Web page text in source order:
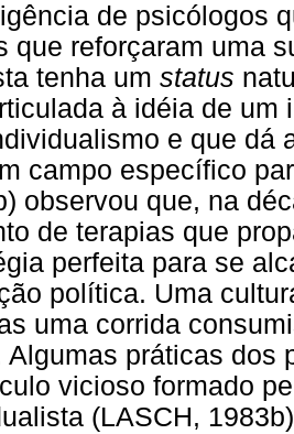
de psicólogos
que reforçaram uma
tenha um status
à idéia de um
e que dá
campo específico
observou que, na
de terapias que
perfeita para se
política. Uma
uma corrida
Algumas práticas
vicioso formado
(LASCH,